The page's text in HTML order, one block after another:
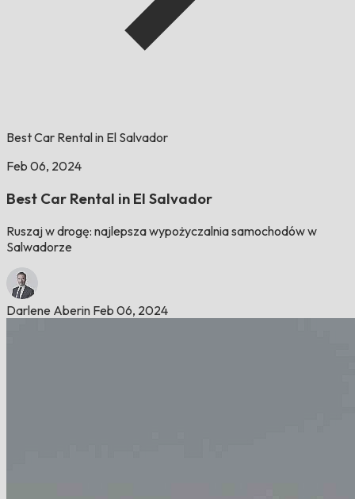
Best Car Rental in El Salvador
Feb 06, 2024
Best Car Rental in El Salvador
Ruszaj w drogę: najlepsza wypożyczalnia samochodów w
Salwadorze
Darlene Aberin Feb 06, 2024